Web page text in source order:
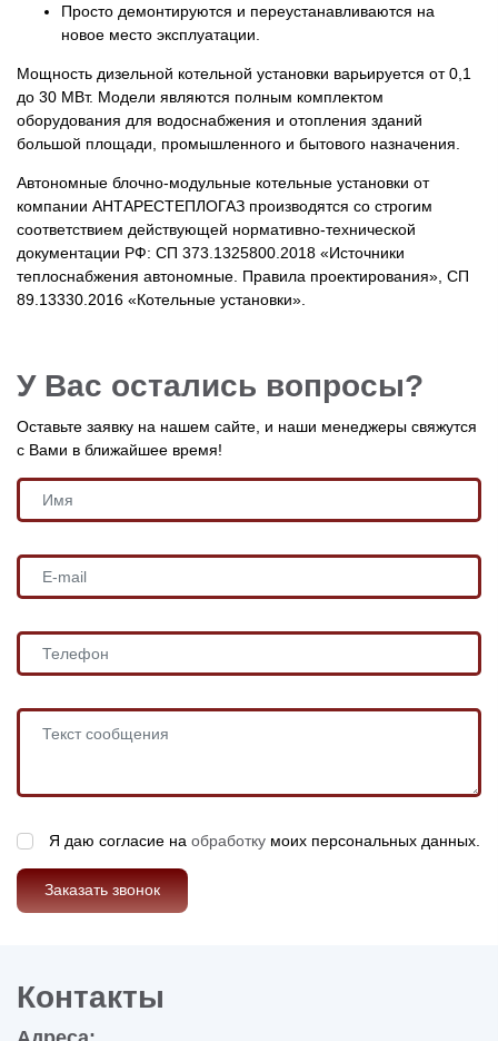
Просто демонтируются и переустанавливаются на
новое место эксплуатации.
Мощность дизельной котельной установки варьируется от 0,1
до 30 МВт. Модели являются полным комплектом
оборудования для водоснабжения и отопления зданий
большой площади, промышленного и бытового назначения.
Автономные блочно-модульные котельные установки от
компании АНТАРЕСТЕПЛОГАЗ производятся со строгим
соответствием действующей нормативно-технической
документации РФ: СП 373.1325800.2018 «Источники
теплоснабжения автономные. Правила проектирования», СП
89.13330.2016 «Котельные установки».
У Вас остались вопросы?
Оставьте заявку на нашем сайте, и наши менеджеры свяжутся
с Вами в ближайшее время!
Я даю согласие на обработку моих персональных данных.
Заказать звонок
Контакты